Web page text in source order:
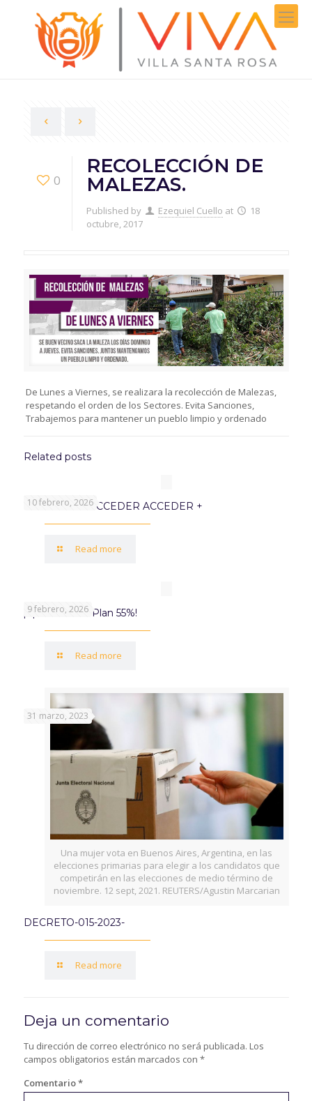
0
RECOLECCIÓN DE
MALEZAS.
Published by Ezequiel Cuello at
18
octubre, 2017
De Lunes a Viernes, se realizara la recolección de Malezas,
respetando el orden de los Sectores. Evita Sanciones,
Trabajemos para mantener un pueblo limpio y ordenado
Related posts
10 febrero, 2026
PROGRAMA ACCEDER ACCEDER +
Read more
9 febrero, 2026
¡Aprovechá el Plan 55%!
Read more
Una mujer vota en Buenos Aires, Argentina, en las
elecciones primarias para elegir a los candidatos que
competirán en las elecciones de medio término de
noviembre. 12 sept, 2021. REUTERS/Agustin Marcarian
31 marzo, 2023
DECRETO-015-2023-
Read more
Deja un comentario
Tu dirección de correo electrónico no será publicada. Los
campos obligatorios están marcados con *
Comentario*